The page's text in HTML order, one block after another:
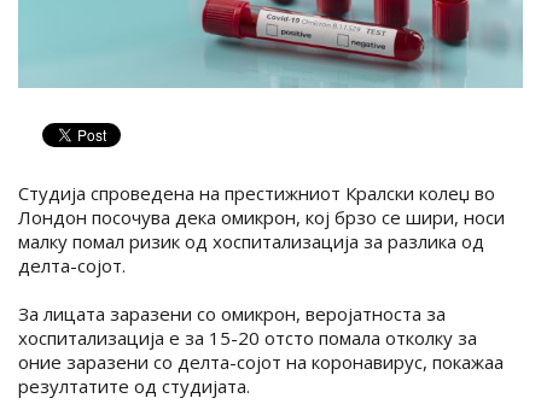
Студија спроведена на престижниот Кралски колеџ во
Лондон посочува дека омикрон, кој брзо се шири, носи
малку помал ризик од хоспитализација за разлика од
делта-сојот.
За лицата заразени со омикрон, веројатноста за
хоспитализација е за 15-20 отсто помала отколку за
оние заразени со делта-сојот на коронавирус, покажаа
резултатите од студијата.